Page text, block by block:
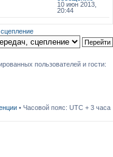
10 июн 2013,
20:44
пользователей и гости:
• Часовой пояс: UTC + 3 часа